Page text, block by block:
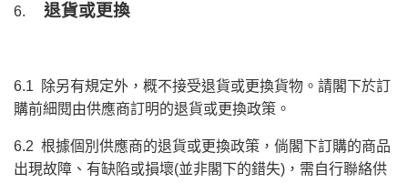
6. 退貨或更換
6.1 除另有規定外，概不接受退貨或更換貨物。請閣下於訂
購前細閱由供應商訂明的退貨或更換政策。
6.2 根據個別供應商的退貨或更換政策，倘閣下訂購的商品
出現故障、有缺陷或損壞(並非閣下的錯失)，需自行聯絡供